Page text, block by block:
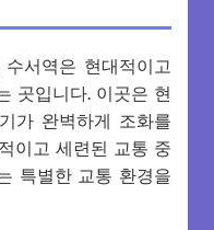
서역은 현대적이고
곳입니다. 이곳은 현
가 완벽하게 조화를
이고 세련된 교통 중
특별한 교통 환경을